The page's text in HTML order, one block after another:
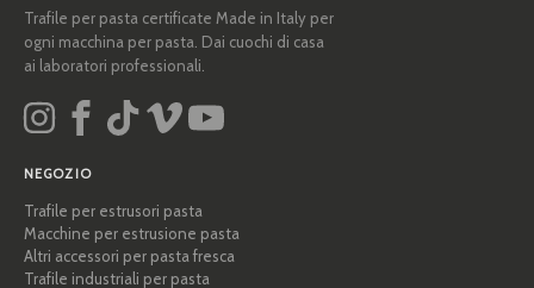
Trafile per pasta certificate Made in Italy per
ogni macchina per pasta. Dai cuochi di casa
ai laboratori professionali.
NEGOZIO
Trafile per estrusori pasta
Macchine per estrusione pasta
Altri accessori per pasta fresca
Trafile industriali per pasta